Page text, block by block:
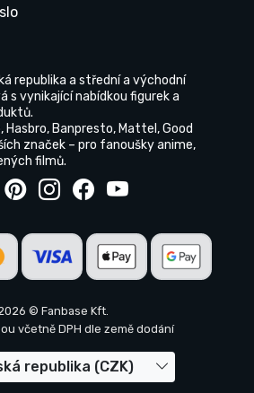
republika a střední a východní
s vynikající nabídkou figurek a
Hasbro, Banpresto, Mattel, Good
značek – pro fanoušky anime,
filmů.
© Fanbase Kft.
včetně DPH dle země dodání
republika (CZK)